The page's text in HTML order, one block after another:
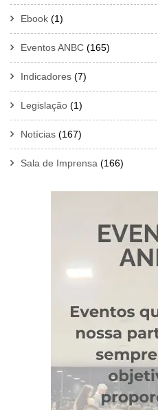
Ebook (1)
Eventos ANBC (165)
Indicadores (7)
Legislação (1)
Notícias (167)
Sala de Imprensa (166)